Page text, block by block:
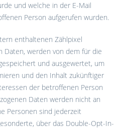
und welche in der E-Mail
Person aufgerufen wurden.
enthaltenen Zählpixel
Daten, werden von dem für die
und ausgewertet, um
und den Inhalt zukünftiger
der betroffenen Person
Daten werden nicht an
Personen sind jederzeit
über das Double-Opt-In-